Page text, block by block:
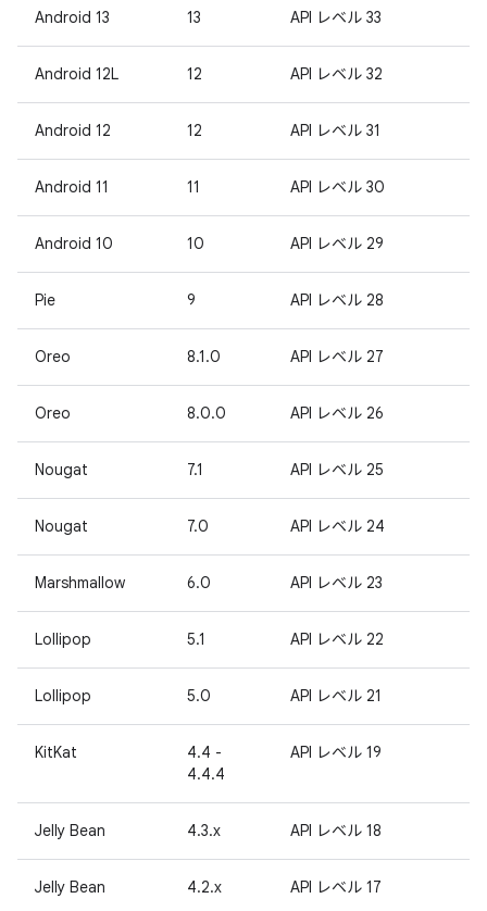
Android 13 13 API レベル 33
Android 12L 12 API レベル 32
Android 12 12 API レベル 31
Android 11 11 API レベル 30
Android 10 10 API レベル 29
Pie 9 API レベル 28
Oreo 8.1.0 API レベル 27
Oreo 8.0.0 API レベル 26
Nougat 7.1 API レベル 25
Nougat 7.0 API レベル 24
Marshmallow 6.0 API レベル 23
Lollipop 5.1 API レベル 22
Lollipop 5.0 API レベル 21
KitKat
4.4 -
4.4.4
API レベル 19
Jelly Bean 4.3.x API レベル 18
Jelly Bean 4.2.x API レベル 17